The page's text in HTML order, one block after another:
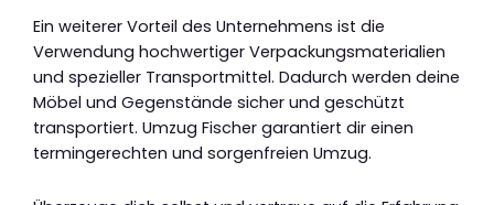
Ein weiterer Vorteil des Unternehmens ist die
Verwendung hochwertiger Verpackungsmaterialien
und spezieller Transportmittel. Dadurch werden deine
Möbel und Gegenstände sicher und geschützt
transportiert. Umzug Fischer garantiert dir einen
termingerechten und sorgenfreien Umzug.